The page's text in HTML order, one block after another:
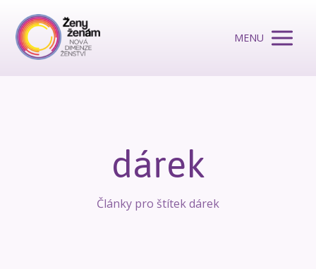
MENU
dárek
Články pro štítek dárek